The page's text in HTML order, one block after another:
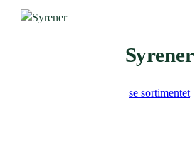
Syrener
se sortimentet